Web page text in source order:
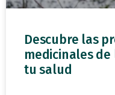
Descubre las
medicinales
tu salud